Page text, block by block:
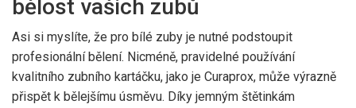
bělost vašich zubů
Asi si myslíte, že pro bílé zuby je nutné podstoupit
profesionální bělení. Nicméně, pravidelné používání
kvalitního zubního kartáčku, jako je Curaprox, může výrazně
přispět k bělejšímu úsměvu. Díky jemným štětinkám